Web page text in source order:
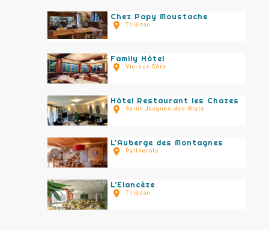
Chez Papy Moustache
Thiézac
Family Hôtel
Vic-sur-Cère
Hôtel Restaurant les Chazes
Saint-Jacques-des-Blats
L'Auberge des Montagnes
Pailherols
L'Elancèze
Thiézac